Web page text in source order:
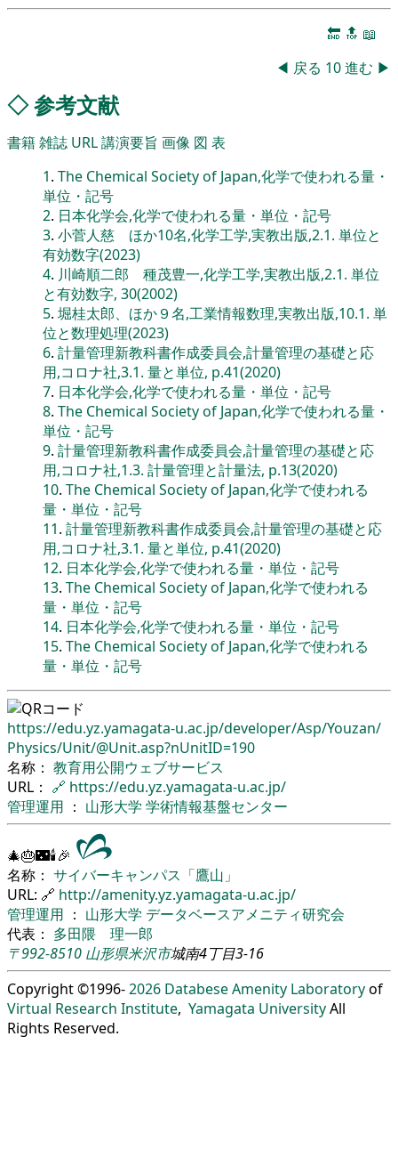
🔚 🔝 📖
◀ 戻る 10進む ▶
◇参考文献
書籍雑誌 URL講演要旨 画像 図 表
1. The Chemical Society of Japan,化学で使われる量・
単位・記号
2. 日本化学会,化学で使われる量・単位・記号
3. 小菅人慈 ほか10名,化学工学,実教出版,2.1. 単位と
有効数字(2023)
4. 川崎順二郎 種茂豊一,化学工学,実教出版,2.1. 単位
と有効数字, 30(2002)
5. 堀桂太郎、ほか９名,工業情報数理,実教出版,10.1. 単
位と数理処理(2023)
6. 計量管理新教科書作成委員会,計量管理の基礎と応
用,コロナ社,3.1. 量と単位, p.41(2020)
7. 日本化学会,化学で使われる量・単位・記号
8. The Chemical Society of Japan,化学で使われる量・
単位・記号
9. 計量管理新教科書作成委員会,計量管理の基礎と応
用,コロナ社,1.3. 計量管理と計量法, p.13(2020)
10. The Chemical Society of Japan,化学で使われる
量・単位・記号
11. 計量管理新教科書作成委員会,計量管理の基礎と応
用,コロナ社,3.1. 量と単位, p.41(2020)
12. 日本化学会,化学で使われる量・単位・記号
13. The Chemical Society of Japan,化学で使われる
量・単位・記号
14. 日本化学会,化学で使われる量・単位・記号
15. The Chemical Society of Japan,化学で使われる
量・単位・記号
https://edu.yz.yamagata-u.ac.jp/developer/Asp/Youzan/
Physics/Unit/@Unit.asp?nUnitID=190
名称： 教育用公開ウェブサービス
URL： 🔗 https://edu.yz.yamagata-u.ac.jp/
管理運用 ： 山形大学 学術情報基盤センター
🎄🎂🌃🕯🎉
名称： サイバーキャンパス「鷹山」
URL: 🔗 http://amenity.yz.yamagata-u.ac.jp/
管理運用 ： 山形大学 データベースアメニティ研究会
代表： 多田隈 理一郎
〒992-8510 山形県米沢市城南4丁目3-16
Copyright ©1996-2026 Databese Amenity Laboratoryof
Virtual Research Institute, Yamagata UniversityAll
Rights Reserved.